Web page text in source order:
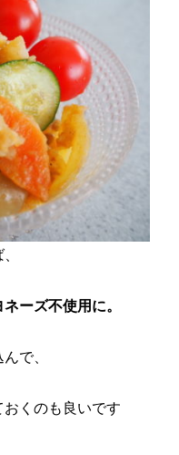
ネーズ不使用に。
で、
くのも良いです